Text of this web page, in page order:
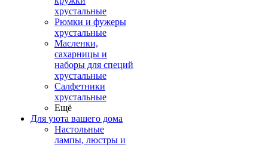
хрустальные
Рюмки и фужеры
хрустальные
Масленки,
сахарницы и
наборы для специй
хрустальные
Салфетники
хрустальные
Ещё
Для уюта вашего дома
Настольные
лампы, люстры и